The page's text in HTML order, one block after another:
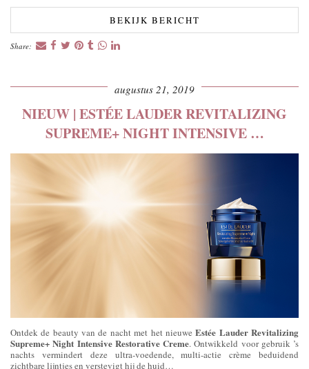
BEKIJK BERICHT
Share:
augustus 21, 2019
NIEUW | ESTÉE LAUDER REVITALIZING
SUPREME+ NIGHT INTENSIVE …
Ontdek de beauty van de nacht met het nieuweEstée Lauder Revitalizing
Supreme+ Night Intensive Restorative Creme. Ontwikkeld voor gebruik ’s
nachts vermindert deze ultra-voedende, multi-actie crème beduidend
zichtbare lijntjes en verstevigt hij de huid…